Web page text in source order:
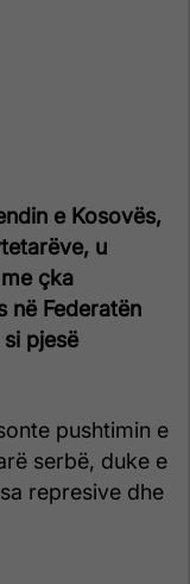
e Kosovës,
u
çka
në Federatën
pjesë
pushtimin e
serbë, duke e
represive dhe